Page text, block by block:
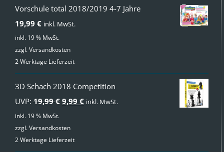
Vorschule total 2018/2019 4-7 Jahre
19,99 € inkl. MwSt.
inkl. 19 % MwSt.
zzgl.Versandkosten
2 Werktage Lieferzeit
3D Schach 2018 Competition
UVP: 19,99€ Ursprünglicher
war:
9,99 €Aktueller
inkl. MwSt.
inkl. 19 % MwSt.
zzgl.Versandkosten
2 Werktage Lieferzeit